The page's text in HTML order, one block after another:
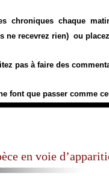
chroniques chaque
ne recevrez rien) ou placez
pas à faire des
font que passer comme
en voie